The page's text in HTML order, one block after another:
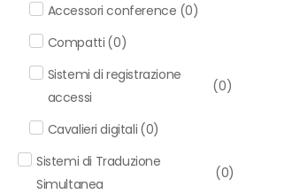
Accessori conference (0)
Compatti (0)
Sistemi di registrazione
accessi
(0)
Cavalieri digitali (0)
Sistemi di Traduzione
Simultanea
(0)